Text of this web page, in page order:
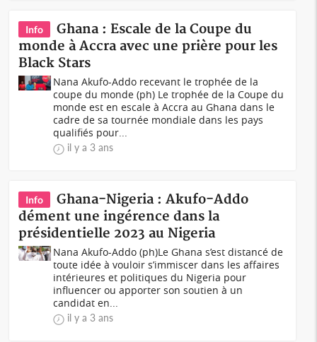
Info
Ghana : Escale de la Coupe du
monde à Accra avec une prière pour les
Black Stars
Nana Akufo-Addo recevant le trophée de la
coupe du monde (ph) Le trophée de la Coupe du
monde est en escale à Accra au Ghana dans le
cadre de sa tournée mondiale dans les pays
qualifiés pour...
il y a 3 ans
Info
Ghana-Nigeria : Akufo-Addo
dément une ingérence dans la
présidentielle 2023 au Nigeria
Nana Akufo-Addo (ph)Le Ghana s’est distancé de
toute idée à vouloir s’immiscer dans les affaires
intérieures et politiques du Nigeria pour
influencer ou apporter son soutien à un
candidat en...
il y a 3 ans